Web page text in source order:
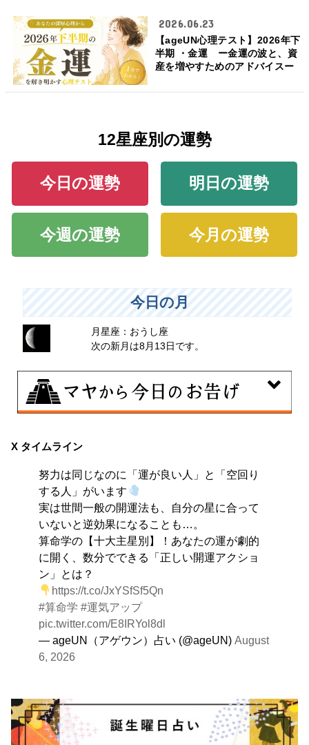
2026.06.23
【ageUN心理テスト】2026年下
半期 ・金運 ー金運の波と、資
産を増やすためのアドバイスー
12星座別の運勢
今日の運勢 明日の運勢
今週の運勢 今月の運勢
今日の月
月星座：おうし座
次の新月は8月13日です。
伝統や歴史的な過去のやり方・道筋を踏襲する日。あな
を。
X タイムライン
努力は同じなのに「運が良い人」と「空回り
する人」がいます
実は世間一般の開運法も、自分の星に合って
いないと逆効果になることも…。
算命学の【十大主星別】！あなたの運が劇的
に開く、数分でできる「正しい開運アクショ
ン」とは？
https://t.co/JxYSfSf5Qn
#算命学 #運気アップ
pic.twitter.com/E8IRYol8dl
— ageUN（アゲウン）占い (@ageUN)August
6, 2026